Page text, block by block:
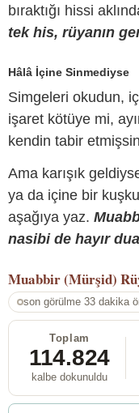
bıraktığı hissi
tek his, rüyanın
Hâlâ İçine Sinmediyse
Simgeleri okudun,
işaret kötüye mi,
kendin tabir
Ama karışık
ya da içine bir
aşağıya yaz.
nasibi de hayır
Muabbir (Mürşid)
son görülme 33 dakika
Toplam
114.824
kalbe dokunuldu